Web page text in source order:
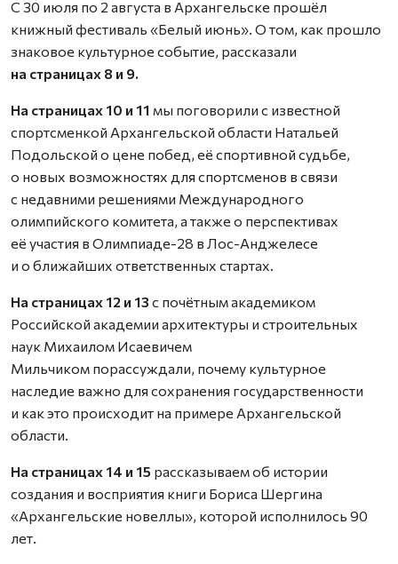
С 30 июля по 2 августа в Архангельске прошёл
книжный фестиваль «Белый июнь». О том, как прошло
знаковое культурное событие, рассказали
на страницах 8 и 9.
На страницах 10 и 11 мы поговорили с известной
спортсменкой Архангельской области Натальей
Подольской о цене побед, её спортивной судьбе,
о новых возможностях для спортсменов в связи
с недавними решениями Международного
олимпийского комитета, а также о перспективах
её участия в Олимпиаде-28 в Лос-Анджелесе
и о ближайших ответственных стартах.
На страницах 12 и 13 с почётным академиком
Российской академии архитектуры и строительных
наук Михаилом Исаевичем
Мильчиком порассуждали, почему культурное
наследие важно для сохранения государственности
и как это происходит на примере Архангельской
области.
На страницах 14 и 15 рассказываем об истории
создания и восприятия книги Бориса Шергина
«Архангельские новеллы», которой исполнилось 90
лет.